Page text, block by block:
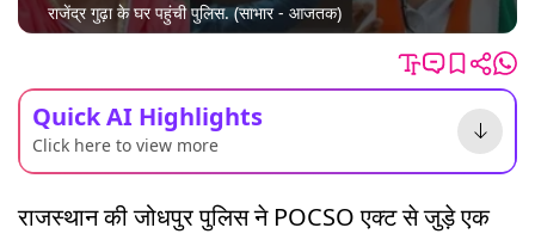
राजेंद्र गुढ़ा के घर पहुंची पुलिस. (साभार - आजतक)
Quick AI Highlights
Click here to view more
राजस्थान की जोधपुर पुलिस ने POCSO एक्ट से जुड़े एक